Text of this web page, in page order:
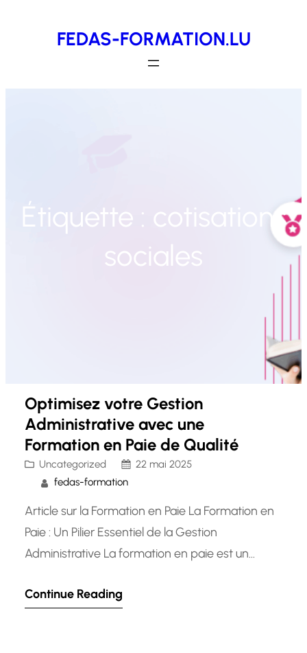
FEDAS-FORMATION.LU
Étiquette : cotisations
sociales
Optimisez votre Gestion
Administrative avec une
Formation en Paie de Qualité
Uncategorized
22 mai 2025
fedas-formation
Article sur la Formation en Paie La Formation en
Paie : Un Pilier Essentiel de la Gestion
Administrative La formation en paie est un
de maintenir une gestion administrative efficace
Continue Reading